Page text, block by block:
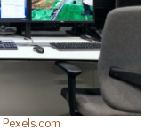
Pexels.com